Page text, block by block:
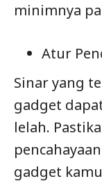
minimnya
Atur
Sinar yang
gadget
lelah.
gadget